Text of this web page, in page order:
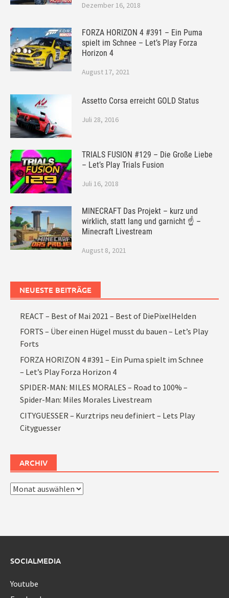
Dezember 16, 2018
FORZA HORIZON 4 #391 – Ein Puma
spielt im Schnee – Let’s Play Forza
Horizon 4
August 17, 2021
Assetto Corsa erreicht GOLD Status
Juli 28, 2016
TRIALS FUSION #129 – Die Große Liebe
– Let’s Play Trials Fusion
Juli 16, 2018
MINECRAFT Das Projekt – kurz und
wirklich, statt lang und garnicht ☝ –
Minecraft Livestream
August 8, 2021
NEUESTE BEITRÄGE
REACT – Best of Mai 2021 – Best of DiePixelHelden
FORTS – Über einen Hügel musst du bauen – Let’s Play
Forts
FORZA HORIZON 4 #391 – Ein Puma spielt im Schnee
– Let’s Play Forza Horizon 4
SPIDER-MAN: MILES MORALES – Road to 100% –
Spider-Man: Miles Morales Livestream
CITYGUESSER – Kurztrips neu definiert – Lets Play
Cityguesser
ARCHIV
Archiv
SOCIALMEDIA
Youtube